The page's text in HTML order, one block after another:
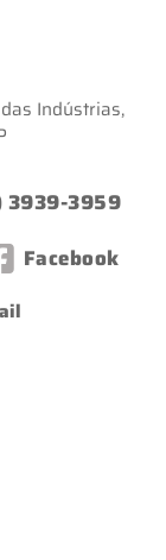
Indústrias,
3939-3959
Facebook